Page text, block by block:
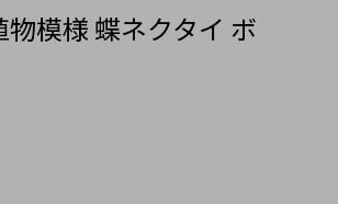
模様 蝶ネクタイ ボ